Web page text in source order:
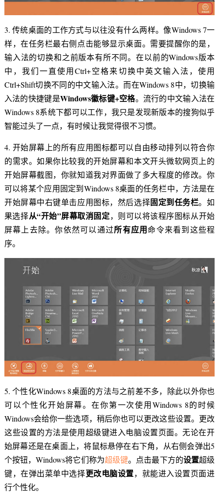
3. 传统桌面的工作方式与以往没有什么两样。像Windows 7一
样，在任务栏最右侧点击能够显示桌面。需要提醒你的是，
输入法的切换和之前版本有所不同。在以前的Windows版本
中，我们一直使用Ctrl+空格来切换中英文输入法，使用
Ctrl+Shift切换不同的中文输入法。而在Windows 8中，切换输
入法的快捷键是Windows徽标键+空格。流行的中文输入法在
Windows 8系统下都可以工作，我只是发现新版本的搜狗似乎
智能过头了一点，有时候让我觉得很不习惯。
4. 开始屏幕上的所有应用图标都可以自由移动排列以符合你
的需求。如果你比较我的开始屏幕和本文开头微软网页上的
开始屏幕截图，你就知道我对界面做了多大程度的修改。你
可以将某个应用固定到Windows 8桌面的任务栏中，方法是在
开始屏幕中右键单击应用图标，然后选择固定到任务栏。如
果选择从“开始”屏幕取消固定，则可以将该程序图标从开始
屏幕上去除。你依然可以通过所有应用命令来看到这些程
序。
5. 个性化Windows 8桌面的方法与之前差不多，除此以外你也
可以个性化开始屏幕。在你第一次使用Windows 8的时候
Windows会给你一些选项，稍后你也可以更改这些设置。更改
这些设置的方法是使用超级键进入电脑设置页面。无论在开
始屏幕还是在桌面上，将鼠标悬停在右下角，从右侧会弹出5
个按钮，Windows将它们称为超级键。点击最下方的设置超级
键，在弹出菜单中选择更改电脑设置，就能进入设置页面进
行个性化。